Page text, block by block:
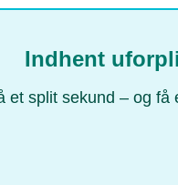
Indhent
et split sekund – og